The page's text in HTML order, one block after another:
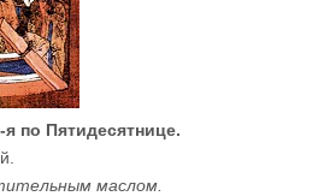
по Пятидесятнице.
маслом.